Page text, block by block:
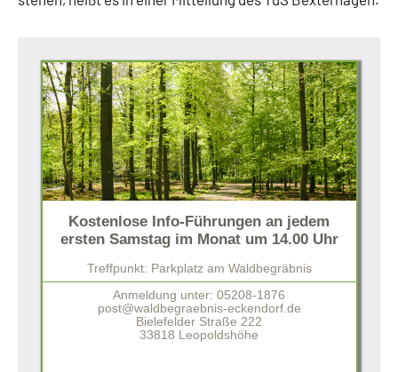
Kostenlose Info-Führungen an jedem
ersten Samstag im Monat um 14.00 Uhr
Treffpunkt: Parkplatz am Waldbegräbnis
Anmeldung unter: 05208-1876
post@waldbegraebnis-eckendorf.de
Bielefelder Straße 222
33818 Leopoldshöhe